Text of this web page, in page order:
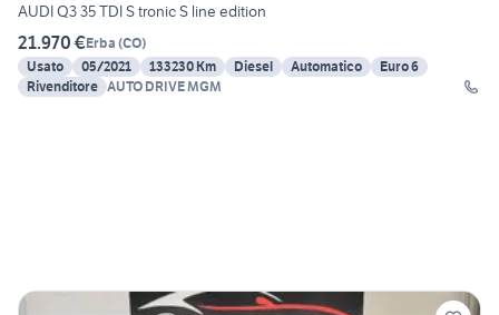
AUDI Q3 35 TDI S tronic S line edition
21.970 €Erba (CO)
Usato
05/2021 133230 Km Diesel Automatico
Euro 6
Rivenditore AUTO DRIVE MGM